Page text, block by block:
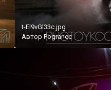
t-El9vGl33c.jpg
Автор Pogranec